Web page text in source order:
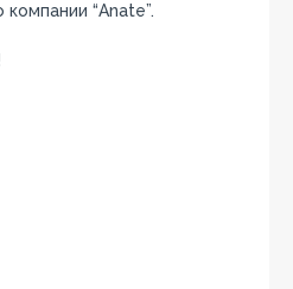
компании “Anate”.